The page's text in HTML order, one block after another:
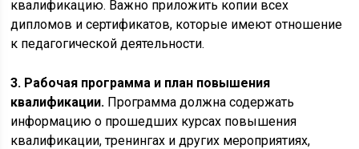
квалификацию. Важно приложить копии всех
дипломов и сертификатов, которые имеют отношение
к педагогической деятельности.
3. Рабочая программа и план повышения
квалификации. Программа должна содержать
информацию о прошедших курсах повышения
квалификации, тренингах и других мероприятиях,